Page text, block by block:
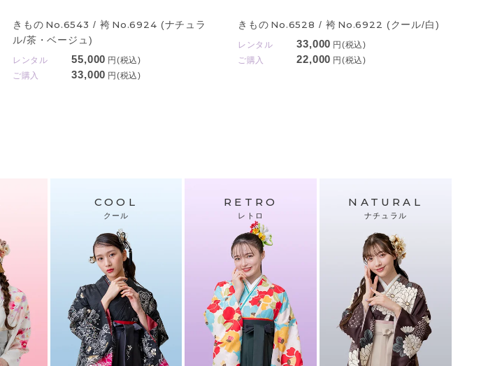
きもの No.6543 / 袴 No.6924 (ナチュラ
ル/茶・ベージュ)
レンタル 55,000 円(税込)
ご購入
33,000 円(税込)
きもの No.6528 / 袴 No.6922 (クール/白)
レンタル 33,000 円(税込)
ご購入
22,000 円(税込)
COOL
クール
RETRO
レトロ
NATURAL
ナチュラル